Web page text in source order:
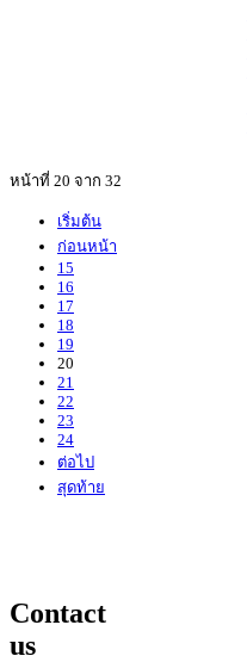
หน้าที่ 20 จาก 32
เริ่มต้น
ก่อนหน้า
15
16
17
18
19
20
21
22
23
24
ต่อไป
สุดท้าย
Contact
us